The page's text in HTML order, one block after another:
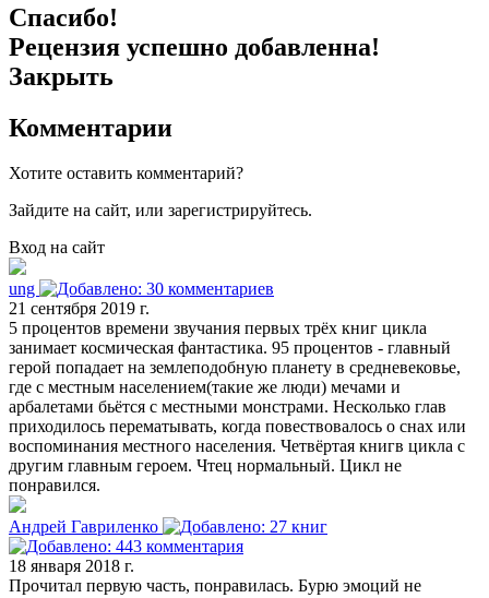
Спасибо!
Рецензия успешно добавленна!
Закрыть
Комментарии
Хотите оставить комментарий?
Зайдите на сайт, или зарегистрируйтесь.
Вход на сайт
ung
21 сентября 2019 г.
5 процентов времени звучания первых трёх книг цикла
занимает космическая фантастика. 95 процентов - главный
герой попадает на землеподобную планету в средневековье,
где с местным населением(такие же люди) мечами и
арбалетами бьётся с местными монстрами. Несколько глав
приходилось перематывать, когда повествовалось о снах или
воспоминания местного населения. Четвёртая книгв цикла с
другим главным героем. Чтец нормальный. Цикл не
понравился.
Андрей Гавриленко
18 января 2018 г.
Прочитал первую часть, понравилась. Бурю эмоций не